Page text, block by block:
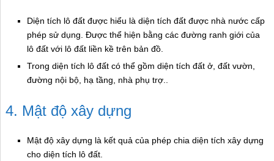
Diện tích lô đất được hiểu là diện tích đất được nhà nước cấp
phép sử dụng. Được thể hiện bằng các đường ranh giới của
lô đất với lô đất liền kề trên bản đồ.
Trong diện tích lô đất có thể gồm diện tích đất ở, đất vườn,
đường nội bộ, hạ tầng, nhà phụ trợ..
4. Mật độ xây dựng
Mật độ xây dựng là kết quả của phép chia diện tích xây dựng
cho diện tích lô đất.